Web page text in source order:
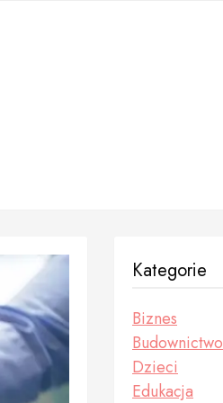
Kategorie
Biznes
Budownictwo
Dzieci
Edukacja